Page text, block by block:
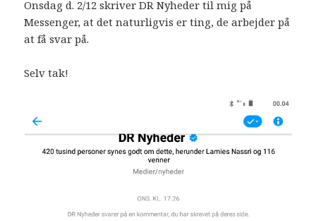
Onsdag d. 2/12 skriver DR Nyheder til mig på
Messenger, at det naturligvis er ting, de arbejder på
at få svar på.
Selv tak!